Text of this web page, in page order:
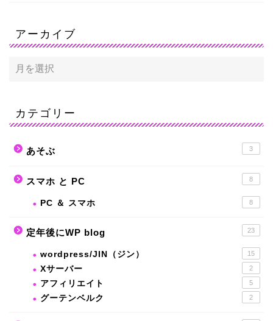
アーカイブ
カテゴリー
あそぶ 3
スマホ と PC 8
PC ＆ スマホ 8
定年後にWP blog 23
wordpress/JIN（ジン） 15
Xサーバー 2
アフィリエイト 5
グーテンベルク 2